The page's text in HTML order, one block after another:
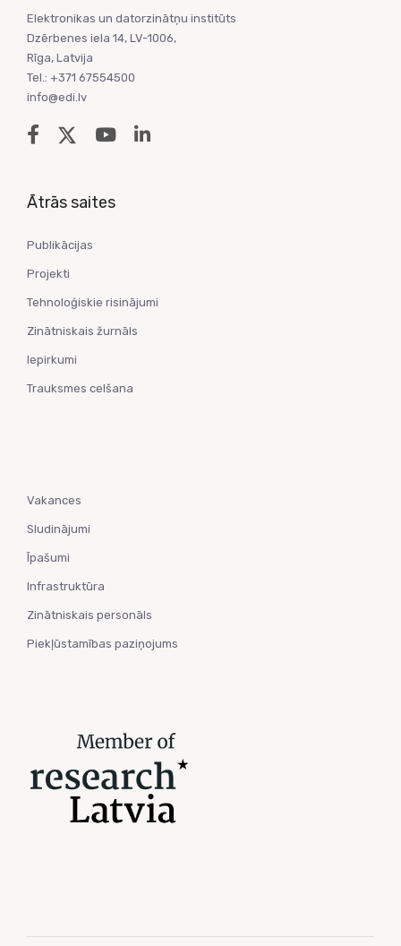
Elektronikas un datorzinātņu institūts
Dzērbenes iela 14, LV-1006,
Rīga, Latvija
Tel.: +371 67554500
info@edi.lv
Ātrās saites
Publikācijas
Projekti
Tehnoloģiskie risinājumi
Zinātniskais žurnāls
Iepirkumi
Trauksmes celšana
Vakances
Sludinājumi
Īpašumi
Infrastruktūra
Zinātniskais personāls
Piekļūstamības paziņojums